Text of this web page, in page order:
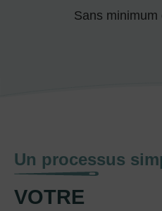
Sans minimum
Un processus
VOTRE